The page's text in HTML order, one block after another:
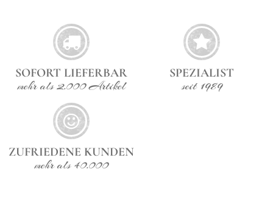
cm (H/D)
SOFORT LIEFERBAR
mehr als 2.000 Artikel
SPEZIALIST
seit 1989
ZUFRIEDENE KUNDEN
mehr als 40.000